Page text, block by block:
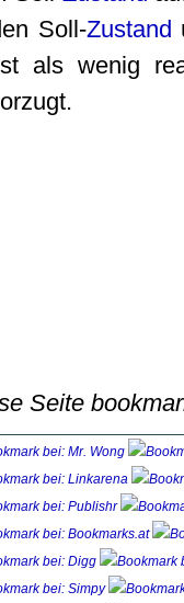
Soll-Zustand
als wenig
Seite